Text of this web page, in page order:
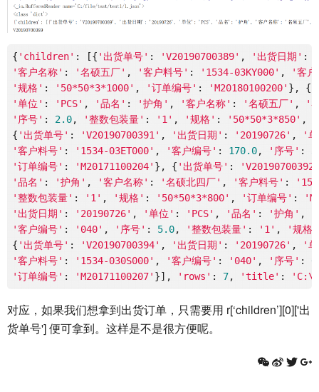
{ 'children' : [{ '出货单号' : 'V20190700389' , '出货日期' :
'客户名称' : '名硕五厂' , '客户料号' : '1534-03KY000' ,
'客
'规格' : '50*50*3*1000' , '订单编号' : 'M20180100200' }, {
'单位' : 'PCS' , '品名' : '护角' , '客户名称' : '名硕五厂' ,
'
'序号' : 2.0, '整数包装量' : '1' , '规格' : '50*50*3*850' ,
{ '出货单号' : 'V20190700391' , '出货日期' : '20190726' ,
'
'客户料号' : '1534-03ET000' , '客户编号' : 170.0, '序号' :
'订单编号' : 'M20171100204' }, { '出货单号' :
'V20190700392'
'品名' : '护角' , '客户名称' : '名硕北四厂' , '客户料号' :
'整数包装量' : '1' , '规格' : '50*50*3*800' , '订单编号' :
'出货日期' : '20190726' , '单位' : 'PCS' , '品名' : '护角' ,
'客户编号' : '040' , '序号' : 5.0, '整数包装量' : '1' , '规格'
{ '出货单号' : 'V20190700394' , '出货日期' : '20190726' ,
'
'客户料号' : '1534-030S000' , '客户编号' : '040' , '序号' :
'订单编号' : 'M20171100207' }], 'rows' : 7, 'title' :
对应，如果我们想拿到出货订单，只需要用 r[‘children’][0]['出
货单号'] 便可拿到。这样是不是很方便呢。